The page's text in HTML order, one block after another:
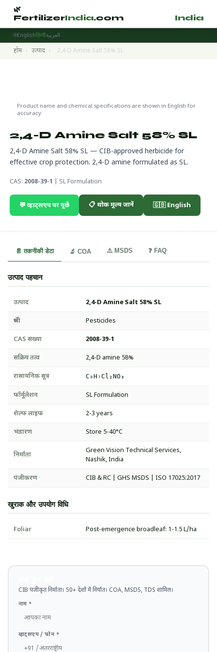
🌿
FertilizerIndia.com India
🌐Englishहिन्दीالعربية
होम › उत्पाद › 2,4-D Amine Salt 58% SL
Product name and chemical specifications are shown in English for
accuracy
2,4-D Amine Salt 58% SL
2,4-D Amine Salt 58% SL — CIB-approved herbicide for
effective crop protection. 2,4-D amine formulated as SL.
CAS: 2008-39-1 | SL Formulation
💬 व्हाट्सएप पर पूछें 📋 थोक मूल्य जानें 🇬🇧 English
📄 तकनीकी डेटा 🔬 COA ⚠️ MSDS ❓ FAQ
उत्पाद पहचान
उत्पाद 2,4-D Amine Salt 58% SL
श्रेणी Pesticides
CAS संख्या 2008-39-1
सक्रिय तत्व 2,4-D amine 58%
रासायनिक सूत्र C₈H₇Cl₂NO₃
फॉर्मूलेशन SL Formulation
शेल्फ लाइफ 2-3 years
भंडारण Store 5-40°C
निर्माता
Green Vision Technical Services,
Nashik, India
पंजीकरण CIB & RC | GHS MSDS | ISO 17025:2017
खुराक और उपयोग विधि
Foliar Post-emergence broadleaf: 1-1.5 L/ha
CIB पंजीकृत निर्माता। 50+ देशों में निर्यात। COA, MSDS, TDS शामिल।
नाम *
व्हाट्सएप / फोन *